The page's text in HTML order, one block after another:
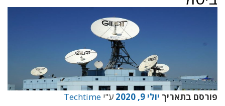
פורסם בתאריך יולי 9, 2020 ע"י Techtime